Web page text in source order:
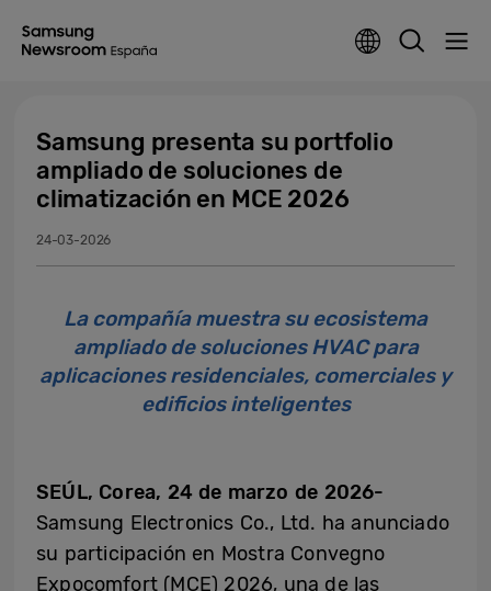
Samsung presenta su portfolio
ampliado de soluciones de
climatización en MCE 2026
24-03-2026
La compañía muestra su ecosistema
ampliado de soluciones HVAC para
aplicaciones residenciales, comerciales y
edificios inteligentes
SEÚL, Corea, 24 de marzo de 2026-
Samsung Electronics Co., Ltd. ha anunciado
su participación en Mostra Convegno
Expocomfort (MCE) 2026, una de las